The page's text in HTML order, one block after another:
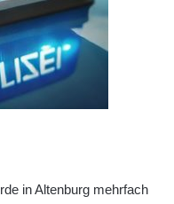
in Altenburg mehrfach